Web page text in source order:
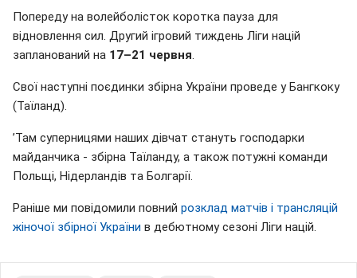
Попереду на волейболісток коротка пауза для
відновлення сил. Другий ігровий тиждень Ліги націй
запланований на 17–21 червня
Свої наступні поєдинки збірна України проведе у Бангкоку
(Таїланд).
ʼТам суперницями наших дівчат стануть господарки
майданчика - збірна Таїланду, а також потужні команди
Польщі, Нідерландів та Болгарії.
Раніше ми повідомили повний розклад матчів і трансляцій
жіночої збірної України в дебютному сезоні Ліги націй.